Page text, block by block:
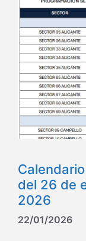
del 26 de
2026
22/01/2026